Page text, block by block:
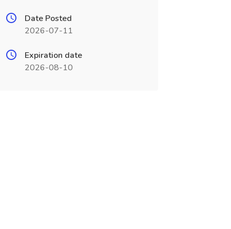
Date Posted
2026-07-11
Expiration date
2026-08-10